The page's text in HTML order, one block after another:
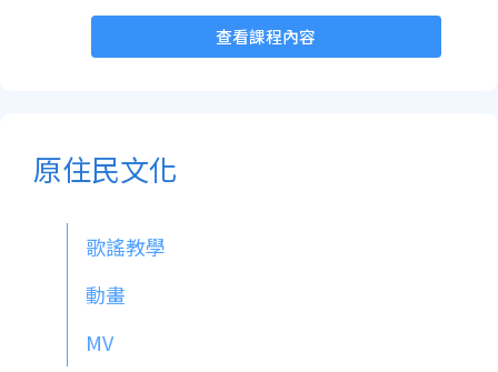
查看課程內容
原住民文化
歌謠教學
動畫
MV